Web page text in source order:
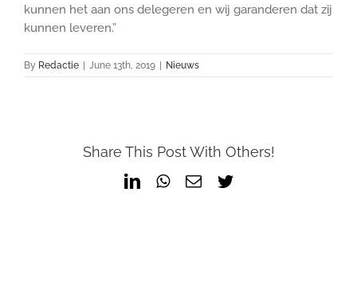
kunnen het aan ons delegeren en wij garanderen dat zij
kunnen leveren.”
By Redactie June 13th, 2019 Nieuws
Share This Post With Others!
LinkedInWhatsApp
EmailTwitter